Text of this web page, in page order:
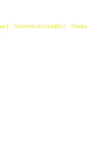
| Termeni si conditii |